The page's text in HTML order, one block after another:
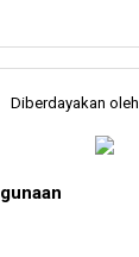
Diberdayakan oleh